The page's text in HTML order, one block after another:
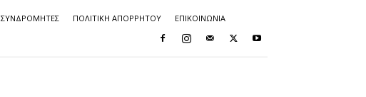
ΣΥΝΔΡΟΜΗΤΕΣ ΠΟΛΙΤΙΚΗ ΑΠΟΡΡΗΤΟΥ ΕΠΙΚΟΙΝΩΝΙΑ